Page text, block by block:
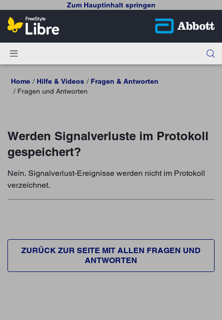
Zum Hauptinhalt springen
Home Hilfe & Videos
Fragen & Antworten
Fragen und Antworten
Werden Signalverluste im Protokoll
gespeichert?
Nein. Signalverlust-Ereignisse werden nicht im Protokoll
verzeichnet.
ZURÜCK ZUR SEITE MIT ALLEN FRAGEN UND
ANTWORTEN